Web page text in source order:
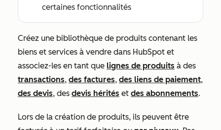
certaines fonctionnalités
Créez une bibliothèque de produits contenant les
biens et services à vendre dans HubSpot et
associez-les en tant que lignes de produits à des
transactions, des factures, des liens de paiement,
des devis, des devis hérités et des abonnements.
Lors de la création de produits, ils peuvent être